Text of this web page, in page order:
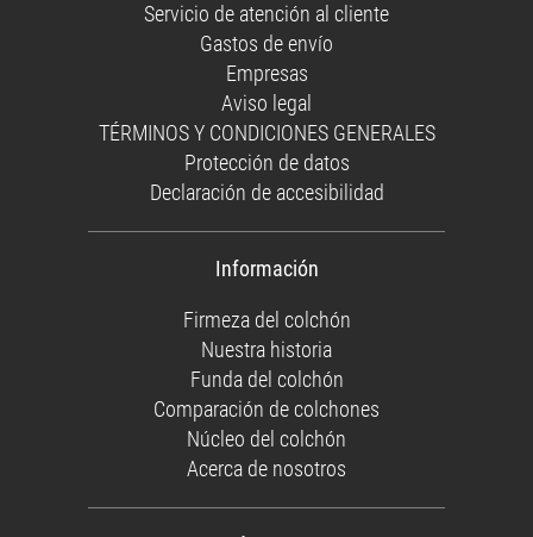
Servicio de atención al cliente
Gastos de envío
Empresas
Aviso legal
TÉRMINOS Y CONDICIONES GENERALES
Protección de datos
Declaración de accesibilidad
Información
Firmeza del colchón
Nuestra historia
Funda del colchón
Comparación de colchones
Núcleo del colchón
Acerca de nosotros